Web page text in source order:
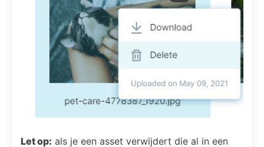
Let op: als je een asset verwijdert die al in een